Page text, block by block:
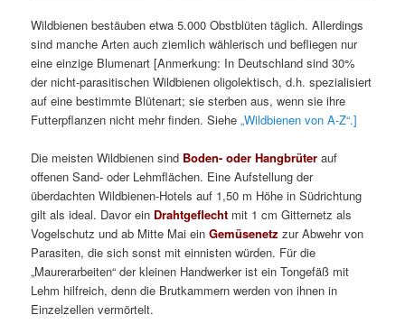
Wildbienen bestäuben etwa 5.000 Obstblüten täglich. Allerdings
sind manche Arten auch ziemlich wählerisch und befliegen nur
eine einzige Blumenart [Anmerkung: In Deutschland sind 30%
der nicht-parasitischen Wildbienen oligolektisch, d.h. spezialisiert
auf eine bestimmte Blütenart; sie sterben aus, wenn sie ihre
Futterpflanzen nicht mehr finden. Siehe„Wildbienen von A-Z“.]
Die meisten Wildbienen sind Boden- oder Hangbrüter auf
offenen Sand- oder Lehmflächen. Eine Aufstellung der
überdachten Wildbienen-Hotels auf 1,50 m Höhe in Südrichtung
gilt als ideal. Davor ein Drahtgeflecht mit 1 cm Gitternetz als
Vogelschutz und ab Mitte Mai einGemüsenetz zur Abwehr von
Parasiten, die sich sonst mit einnisten würden. Für die
„Maurerarbeiten“ der kleinen Handwerker ist ein Tongefäß mit
Lehm hilfreich, denn die Brutkammern werden von ihnen in
Einzelzellen vermörtelt.